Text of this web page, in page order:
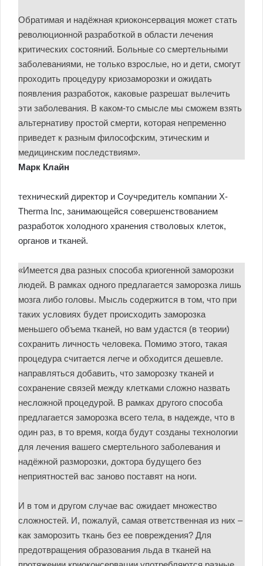
Обратимая и надёжная криоконсервация может стать
революционной разработкой в области лечения
критических состояний. Больные со смертельными
заболеваниями, не только взрослые, но и дети, смогут
проходить процедуру криозаморозки и ожидать
появления разработок, каковые разрешат вылечить
эти заболевания. В каком-то смысле мы сможем взять
альтернативу простой смерти, которая непременно
приведет к разным философским, этическим и
медицинским последствиям».
Марк Клайн
технический директор и Соучредитель компании X-
Therma Inc, занимающейся совершенствованием
разработок холодного хранения стволовых клеток,
органов и тканей.
«Имеется два разных способа криогенной заморозки
людей. В рамках одного предлагается заморозка лишь
мозга либо головы. Мысль содержится в том, что при
таких условиях будет происходить заморозка
меньшего объема тканей, но вам удастся (в теории)
сохранить личность человека. Помимо этого, такая
процедура считается легче и обходится дешевле.
направляться добавить, что заморозку тканей и
сохранение связей между клетками сложно назвать
несложной процедурой. В рамках другого способа
предлагается заморозка всего тела, в надежде, что в
один раз, в то время, когда будут созданы технологии
для лечения вашего смертельного заболевания и
надёжной разморозки, доктора будущего без
неприятностей вас заново поставят на ноги.
И в том и другом случае вас ожидает множество
сложностей. И, пожалуй, самая ответственная из них –
как заморозить ткань без ее повреждения? Для
предотвращения образования льда в тканей на